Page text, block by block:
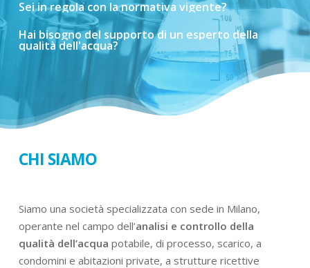
Seiinregola con lanormativa vigente?
Hai bisognodel supportodi un esperto della
qualitàdell'acqua?
CHI SIAMO
Siamo una società specializzata con sede in Milano,
operante nel campo dell’analisi e controllo della
qualità dell’acqua potabile, di processo, scarico, a
condomini e abitazioni private, a strutture ricettive